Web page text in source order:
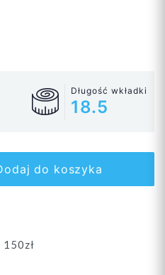
Długość wkładki
18.5
do koszyka